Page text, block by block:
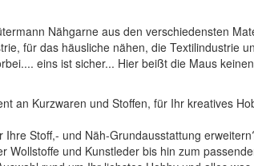
Nähgarne aus den verschiedensten
für das häusliche nähen, die Textilindustrie
eins ist sicher... Hier beißt die Maus
an Kurzwaren und Stoffen, für Ihr kreatives
Stoff,- und Näh-Grundausstattung
und Kunstleder bis hin zum